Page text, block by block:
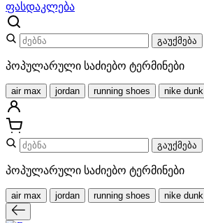
ფასდაკლება
გაუქმება
პოპულარული საძიებო ტერმინები
air max jordan running shoes nike dunk
გაუქმება
პოპულარული საძიებო ტერმინები
air max jordan running shoes nike dunk